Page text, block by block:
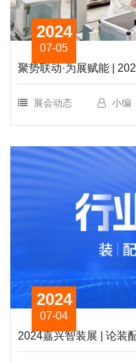
2024
07-05
聚势联动·为展赋能 |
工，共绘行业盛会新蓝
展会动态 小编
2024
07-04
2024嘉兴智装展 | 论装